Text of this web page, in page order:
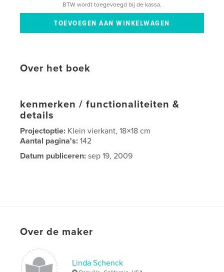
BTW wordt toegevoegd bij de kassa.
Over het boek
kenmerken / functionaliteiten &
details
Projectoptie: Klein vierkant, 18×18 cm
Aantal pagina's:142
Datum publiceren: sep 19, 2009
Over de maker
Linda Schenck